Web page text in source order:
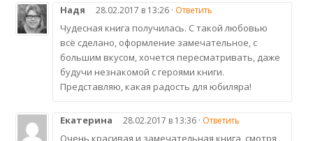
Надя 28.02.2017 в 13:26 · Ответить
Чудесная книга получилась. С такой любовью
всё сделано, оформление замечательное, с
большим вкусом, хочется пересматривать, даже
будучи незнакомой с героями книги.
Представляю, какая радость для юбиляра!
Екатерина 28.02.2017 в 13:36 · Ответить
Очень красивая и замечательная книга, смотря